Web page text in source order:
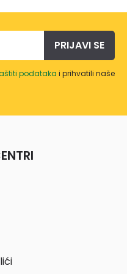
PRIJAVI SE
podataka i prihvatili naše